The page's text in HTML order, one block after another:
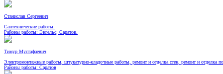
Станислав Сергеевич
Сантехнические работы.
Районы работы: Энгельс; Саратов.
Тимур Мустафаевич
Электромонтажные работы, штукатурно-кладочные работы, ремонт и отделка стен, ремонт и отделка
Районы работы: Саратов